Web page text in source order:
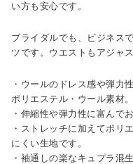
い方も安心です。
ブライダルでも、ビジネス
ツです。ウエストもアジャ
・ウールのドレス感や弾力
ポリエステル・ウール素材。
・伸縮性や弾力性に富んで
・ストレッチに加えてポリ
にくい生地です。
・袖通しの楽なキュプラ混